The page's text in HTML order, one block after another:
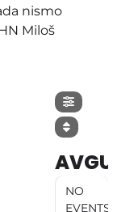
nismo
Miloš
AVGUST
NO
EVENTS